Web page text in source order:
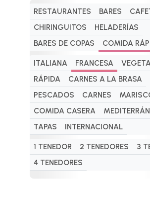
RESTAURANTES BARES
CHIRINGUITOS
HELADERÍAS
BARES DE COPAS
COMIDA
ITALIANA FRANCESA
RÁPIDA
CARNES A LA BRASA
PESCADOS
CARNES
COMIDA CASERA
TAPAS
INTERNACIONAL
1 TENEDOR 2 TENEDORES
3
4 TENEDORES